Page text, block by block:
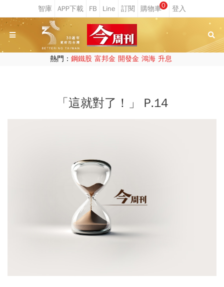
0
熱門： 鋼鐵股 富邦金 開發金 鴻海 升息
「這就對了！」 P.14